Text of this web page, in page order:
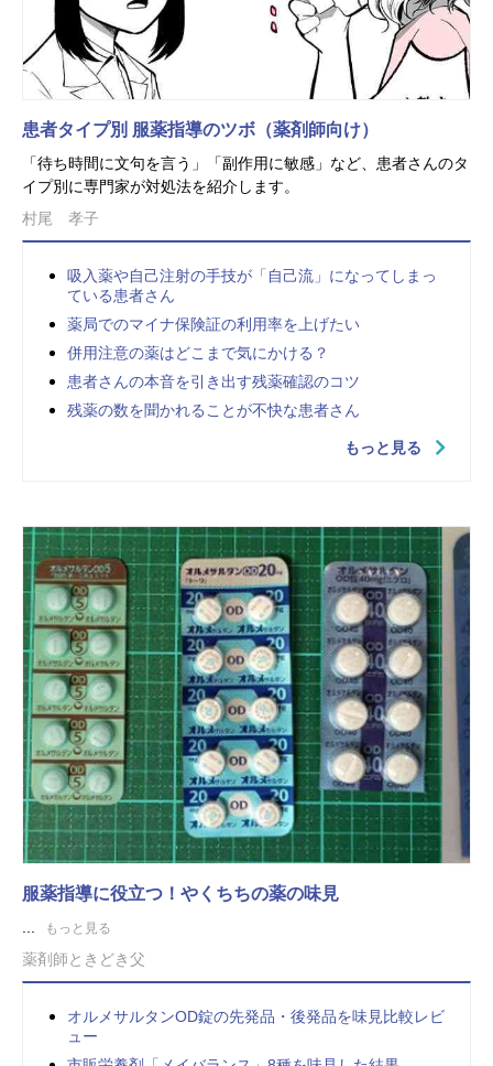
患者タイプ別 服薬指導のツボ（薬剤師向け）
「待ち時間に文句を言う」「副作用に敏感」など、患者さんのタ
イプ別に専門家が対処法を紹介します。
村尾 孝子
吸入薬や自己注射の手技が「自己流」になってしまっ
ている患者さん
薬局でのマイナ保険証の利用率を上げたい
併用注意の薬はどこまで気にかける？
患者さんの本音を引き出す残薬確認のコツ
残薬の数を聞かれることが不快な患者さん
もっと見る
服薬指導に役立つ！やくちちの薬の味見
もっと見る
薬剤師ときどき父
オルメサルタンOD錠の先発品・後発品を味見比較レビ
ュー